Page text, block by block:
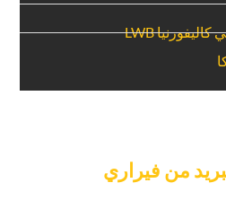
من فيراري‏